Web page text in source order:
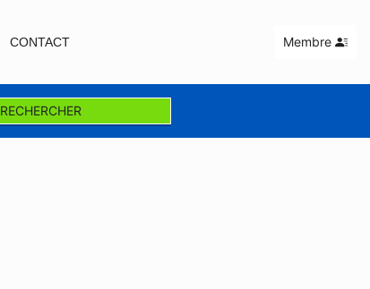
CONTACT Membre
RECHERCHER